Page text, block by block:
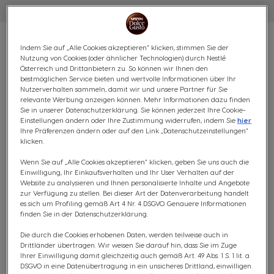
VORTEILSPACK STARBUCKS®
HOUSE BLEND GRANDE - 72
KAPSELN
Intensive Karamellnoten
INTENSITÄT 8
(0)
KAPSELN:x72
Entdecke den STARBUCKS® House Blend Grande - eine
besondere Mischung aus feinen Kaffeebohnen aus
Indem Sie auf „Alle Cookies akzeptieren“ klicken, stimmen Sie der
Nutzung von Cookies (oder ähnlicher Technologien) durch Nestlé
Österreich und Drittanbietern zu. So können wir Ihnen den
bestmöglichen Service bieten und wertvolle Informationen über Ihr
Nutzerverhalten sammeln, damit wir und unsere Partner für Sie
relevante Werbung anzeigen können. Mehr Informationen dazu finden
Sie in unserer Datenschutzerklärung. Sie können jederzeit Ihre Cookie-
Einstellungen ändern oder Ihre Zustimmung widerrufen, indem Siehier
Ihre Präferenzen ändern oder auf den Link „Datenschutzeinstellungen“
klicken.
Wenn Sie auf „Alle Cookies akzeptieren“ klicken, geben Sie uns auch die
Einwilligung, Ihr Einkaufsverhalten und Ihr User Verhalten auf der
Website zu analysieren und Ihnen personalisierte Inhalte und Angebote
zur Verfügung zu stellen. Bei dieser Art der Datenverarbeitung handelt
es sich um Profiling gemäß Art 4 Nr. 4 DSGVO. Genauere Informationen
finden Sie in der Datenschutzerklärung.
Die durch die Cookies erhobenen Daten, werden teilweise auch in
Drittländer übertragen. Wir weisen Sie darauf hin, dass Sie im Zuge
Ihrer Einwilligung damit gleichzeitig auch gemäß Art. 49 Abs. 1 S. 1 lit. a
DSGVO in eine Datenübertragung in ein unsicheres Drittland, einwilligen.